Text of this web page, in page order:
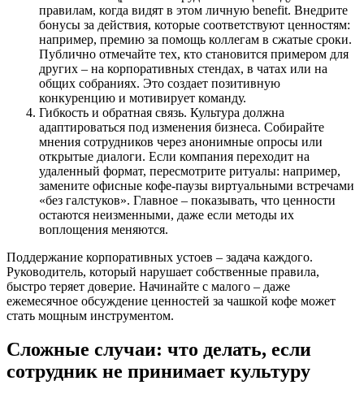
правилам, когда видят в этом личную benefit. Внедрите
бонусы за действия, которые соответствуют ценностям:
например, премию за помощь коллегам в сжатые сроки.
Публично отмечайте тех, кто становится примером для
других – на корпоративных стендах, в чатах или на
общих собраниях. Это создает позитивную
конкуренцию и мотивирует команду.
Гибкость и обратная связь. Культура должна
адаптироваться под изменения бизнеса. Собирайте
мнения сотрудников через анонимные опросы или
открытые диалоги. Если компания переходит на
удаленный формат, пересмотрите ритуалы: например,
замените офисные кофе-паузы виртуальными встречами
«без галстуков». Главное – показывать, что ценности
остаются неизменными, даже если методы их
воплощения меняются.
Поддержание корпоративных устоев – задача каждого.
Руководитель, который нарушает собственные правила,
быстро теряет доверие. Начинайте с малого – даже
ежемесячное обсуждение ценностей за чашкой кофе может
стать мощным инструментом.
Сложные случаи: что делать, если
сотрудник не принимает культуру